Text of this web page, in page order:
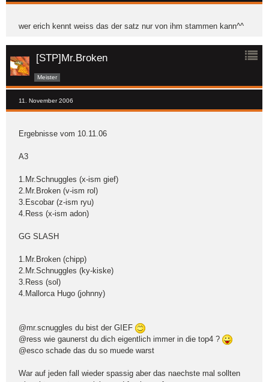
wer erich kennt weiss das der satz nur von ihm stammen kann^^
[STP]Mr.Broken
Meister
11. November 2006
Ergebnisse vom 10.11.06
A3
1.Mr.Schnuggles (x-ism gief)
2.Mr.Broken (v-ism rol)
3.Escobar (z-ism ryu)
4.Ress (x-ism adon)
GG SLASH
1.Mr.Broken (chipp)
2.Mr.Schnuggles (ky-kiske)
3.Ress (sol)
4.Mallorca Hugo (johnny)
@mr.scnuggles du bist der GIEF
@ress wie gaunerst du dich eigentlich immer in die top4 ?
@esco schade das du so muede warst
War auf jeden fall wieder spassig aber das naechste mal sollten